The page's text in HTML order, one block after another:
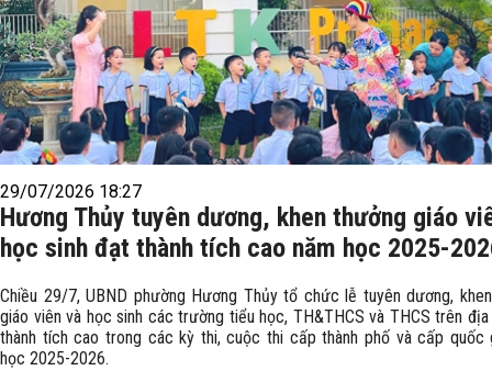
29/07/2026 18:27
Hương Thủy tuyên dương, khen thưởng giáo
học sinh đạt thành tích cao năm học 2025-
Chiều 29/7, UBND phường Hương Thủy tổ chức lễ tuyên dương,
giáo viên và học sinh các trường tiểu học, TH&THCS và THCS trên
thành tích cao trong các kỳ thi, cuộc thi cấp thành phố và cấp quốc
học 2025-2026.